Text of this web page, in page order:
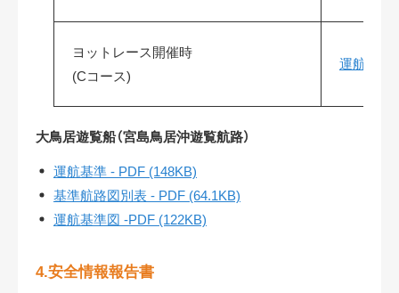
ヨットレース開催時
(Cコース)
運航基準
大鳥居遊覧船（宮島鳥居沖遊覧航路）
運航基準 - PDF (148KB)
基準航路図別表 - PDF (64.1KB)
運航基準図 -PDF (122KB)
4.安全情報報告書